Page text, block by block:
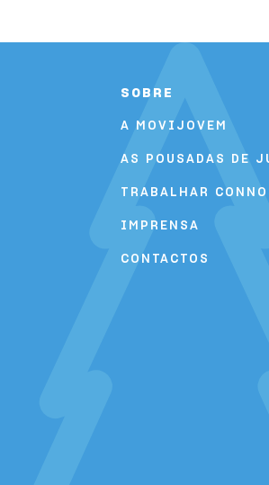
HI Melgaço - Pousada de Juventude
HI Ovar - Pousada de Juventude
HI Ponte de Lima - Pousada de Juventude
HI Portalegre - Pousada de Juventude
HI Portimão - Pousada de Juventude
SOBRE
A MOVIJOVEM
AS POUSADAS DE
TRABALHAR
IMPRENSA
CONTACTOS